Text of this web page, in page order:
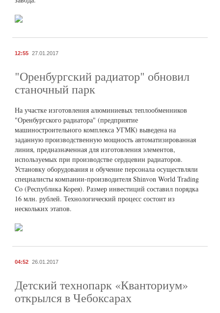
12:55 27.01.2017
"Оренбургский радиатор" обновил
станочный парк
На участке изготовления алюминиевых теплообменников
"Оренбургского радиатора" (предприятие
машиностроительного комплекса УГМК) выведена на
заданную производственную мощность автоматизированная
линия, предназначенная для изготовления элементов,
используемых при производстве сердцевин радиаторов.
Установку оборудования и обучение персонала осуществляли
специалисты компании-производителя Shinvon World Trading
Co (Республика Корея). Размер инвестиций составил порядка
16 млн. рублей. Технологический процесс состоит из
нескольких этапов.
04:52 26.01.2017
Детский технопарк «Кванториум»
открылся в Чебоксарах